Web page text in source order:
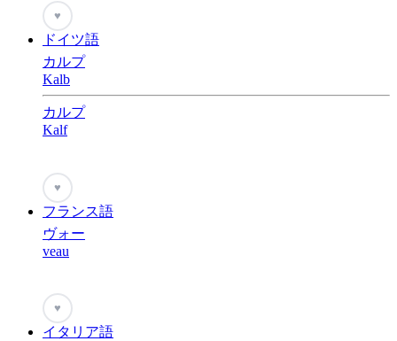
♥
ドイツ語
カルプ
Kalb
カルプ
Kalf
♥
フランス語
ヴォー
veau
♥
イタリア語